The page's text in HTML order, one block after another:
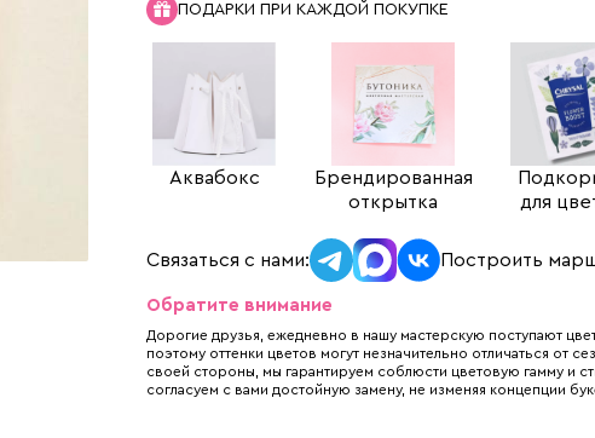
ПОДАРКИ ПРИ КАЖДОЙ ПОКУПКЕ
Аквабокс
Брендированная
открытка
для
Связаться с нами: Построить
Обратите внимание
Дорогие друзья, ежедневно в нашу мастерскую поступают
поэтому оттенки цветов могут незначительно отличаться от
своей стороны, мы гарантируем соблюсти цветовую гамму и
согласуем с вами достойную замену, не изменяя концепции